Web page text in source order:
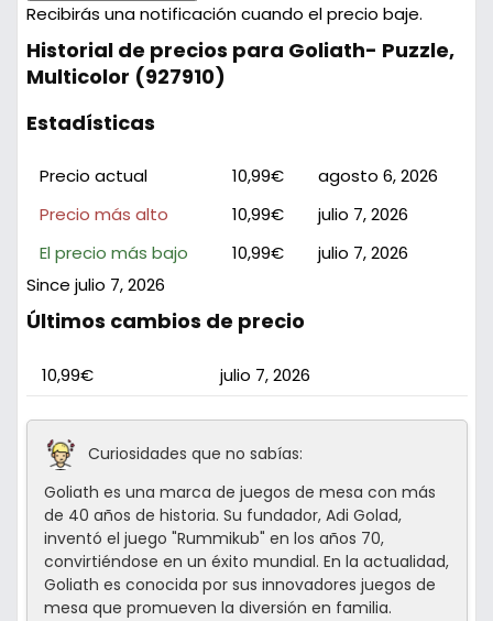
Recibirás una notificación cuando el precio baje.
Historial de precios para Goliath- Puzzle,
Multicolor (927910)
Estadísticas
Precio actual 10,99€
agosto 6, 2026
Precio más alto
10,99€
julio 7, 2026
El precio más bajo
10,99€
julio 7, 2026
Since julio 7, 2026
Últimos cambios de precio
10,99€ julio 7, 2026
Curiosidades que no sabías:
Goliath es una marca de juegos de mesa con más
de 40 años de historia. Su fundador, Adi Golad,
inventó el juego "Rummikub" en los años 70,
convirtiéndose en un éxito mundial. En la actualidad,
Goliath es conocida por sus innovadores juegos de
mesa que promueven la diversión en familia.